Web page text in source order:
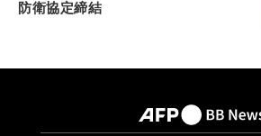
防衛協定締結